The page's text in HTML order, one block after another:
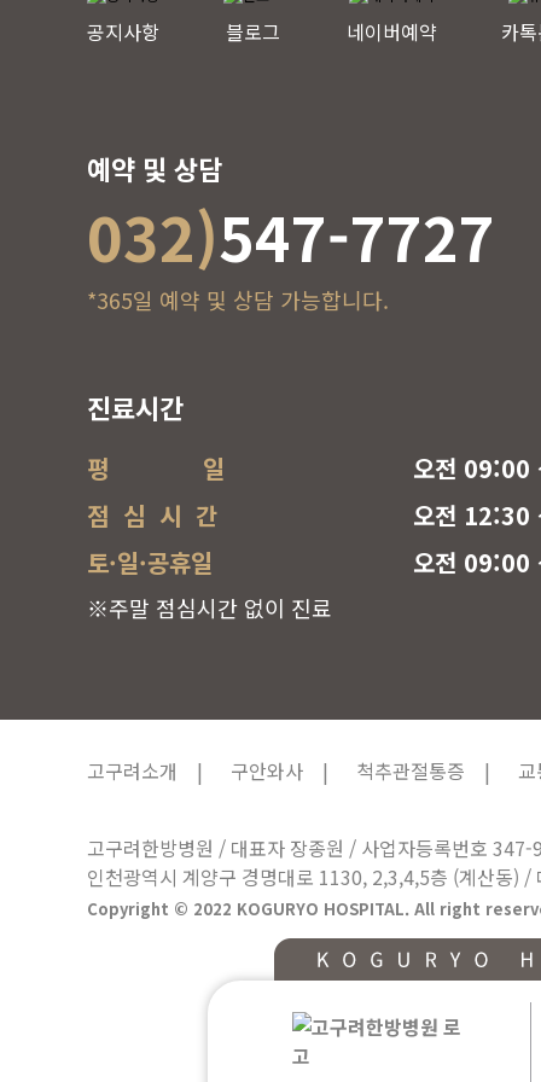
공지사항 블로그 네이버예약 카
예약 및 상담
032)547-7727
*365일 예약 및 상담 가능합니다.
진료시간
평 일
오전 09:00
점 심 시 간
오전 12:30
토·일·공휴일
오전 09:00
※주말 점심시간 없이 진료
고구려소개 | 구안와사 | 척추관절통증 |
고구려한방병원 / 대표자 장종원 / 사업자등록번호
인천광역시 계양구 경명대로 1130, 2,3,4,5층 (계산동)
Copyright © 2022 KOGURYO HOSPITAL. All right